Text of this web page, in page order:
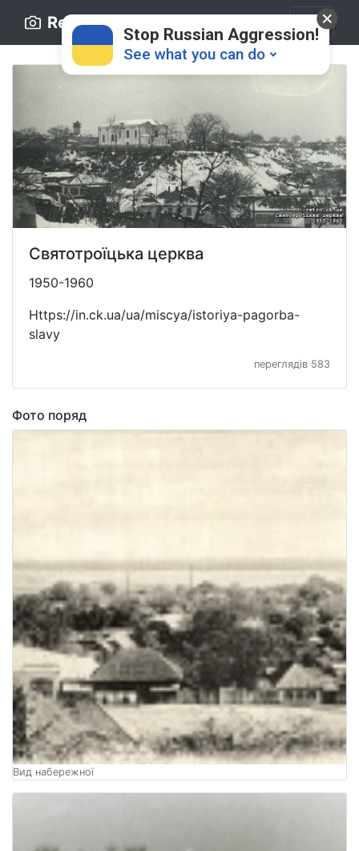
Retro.ck.ua
Святотроїцька церква
1950-1960
Https://in.ck.ua/ua/miscya/istoriya-pagorba-
slavy
переглядів 583
Фото поряд
Вид набережної
Stop Russian Aggression!
See what you can do
Share this widget